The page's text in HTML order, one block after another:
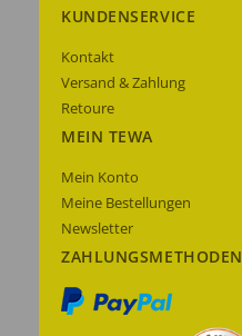
KUNDENSERVICE
Kontakt
Versand & Zahlung
Retoure
MEIN TEWA
Mein Konto
Meine Bestellungen
Newsletter
ZAHLUNGSMETHODEN